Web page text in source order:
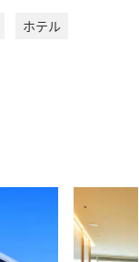
ホテル